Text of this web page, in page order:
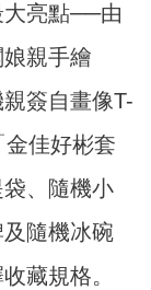
大亮點──由
親手繪
簽自畫像T-
佳好彬套
、隨機小
隨機冰碗
藏規格。